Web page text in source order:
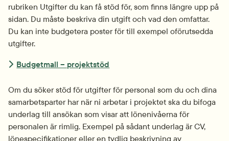
rubriken Utgifter du kan få stöd för, som finns längre upp på
sidan. Du måste beskriva din utgift och vad den omfattar.
Du kan inte budgetera poster för till exempel oförutsedda
utgifter.
Budgetmall – projektstöd
Om du söker stöd för utgifter för personal som du och dina
samarbetsparter har när ni arbetar i projektet ska du bifoga
underlag till ansökan som visar att lönenivåerna för
personalen är rimlig. Exempel på sådant underlag är CV,
löne­specifikationer eller en tydlig beskrivning av